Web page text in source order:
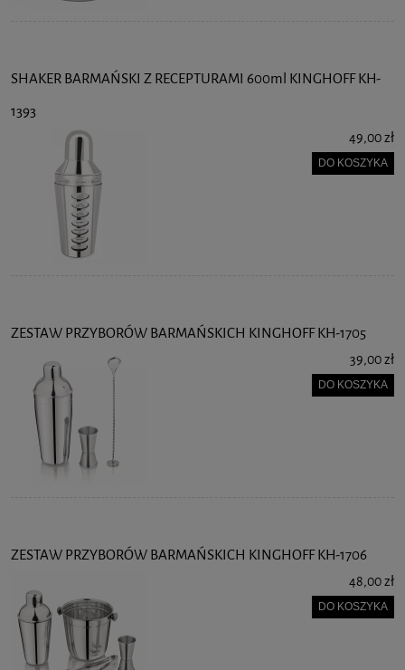
SHAKER BARMAŃSKI Z RECEPTURAMI 600ml KINGHOFF KH-
1393
49,00 zł
DO KOSZYKA
ZESTAW PRZYBORÓW BARMAŃSKICH KINGHOFF KH-1705
39,00 zł
DO KOSZYKA
ZESTAW PRZYBORÓW BARMAŃSKICH KINGHOFF KH-1706
48,00 zł
DO KOSZYKA